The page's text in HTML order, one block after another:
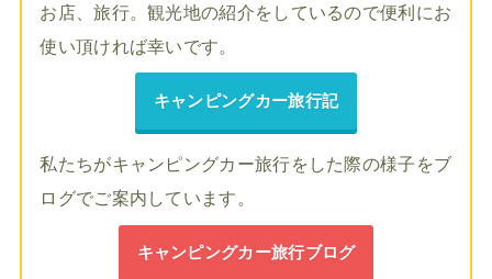
お店、旅行。観光地の紹介をしているので便利にお
使い頂ければ幸いです。
キャンピングカー旅行記
私たちがキャンピングカー旅行をした際の様子をブ
ログでご案内しています。
キャンピングカー旅行ブログ